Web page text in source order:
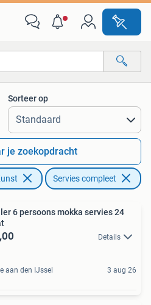
Sorteer op
je zoekopdracht
Servies compleet
6 persoons mokka servies 24
Details
aan den IJssel 3 aug 26